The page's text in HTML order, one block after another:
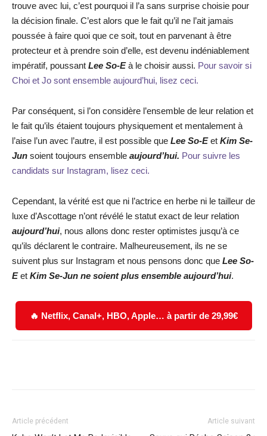
trouve avec lui, c’est pourquoi il l’a sans surprise choisie pour
la décision finale. C’est alors que le fait qu’il ne l’ait jamais
poussée à faire quoi que ce soit, tout en parvenant à être
protecteur et à prendre soin d’elle, est devenu indéniablement
impératif, poussant Lee So-Eà le choisir aussi. Pour savoir si
Choi et Jo sont ensemble aujourd’hui, lisez ceci.
Par conséquent, si l’on considère l’ensemble de leur relation et
le fait qu’ils étaient toujours physiquement et mentalement à
l’aise l’un avec l’autre, il est possible que Lee So-Eet Kim Se-
Jun soient toujours ensemble aujourd’hui. Pour suivre les
candidats sur Instagram, lisez ceci.
Cependant, la vérité est que ni l’actrice en herbe ni le tailleur de
luxe d’Ascottage n’ont révélé le statut exact de leur relation
aujourd’hui, nous allons donc rester optimistes jusqu’à ce
qu’ils déclarent le contraire. Malheureusement, ils ne se
suivent plus sur Instagram et nous pensons donc que Lee So-
Eet Kim Se-Jun ne soient plus ensemble aujourd’hui.
🔥 Netflix, Canal+, HBO, Apple… à partir de 29,99€
Article précédent Article suivant